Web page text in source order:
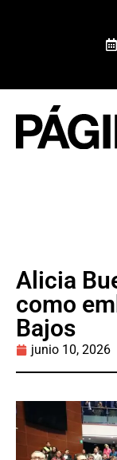
Alicia
como
Bajos
junio 10, 2026